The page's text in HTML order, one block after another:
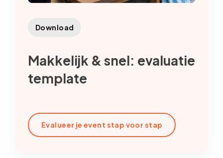
Download
Makkelijk & snel: evaluatie
template
Evalueer je event stap voor stap